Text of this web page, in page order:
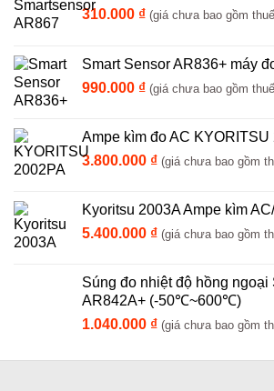
310.000 ₫ (giá chưa bao gồm
Smart Sensor AR836+ máy
990.000 ₫ (giá chưa bao gồm
Ampe kìm đo AC KYORITSU
3.800.000 ₫ (giá chưa bao gồm
Kyoritsu 2003A Ampe kìm
5.400.000 ₫ (giá chưa bao gồm
Súng đo nhiệt độ hồng ngoại
AR842A+ (-50℃~600℃)
1.040.000 ₫ (giá chưa bao gồm